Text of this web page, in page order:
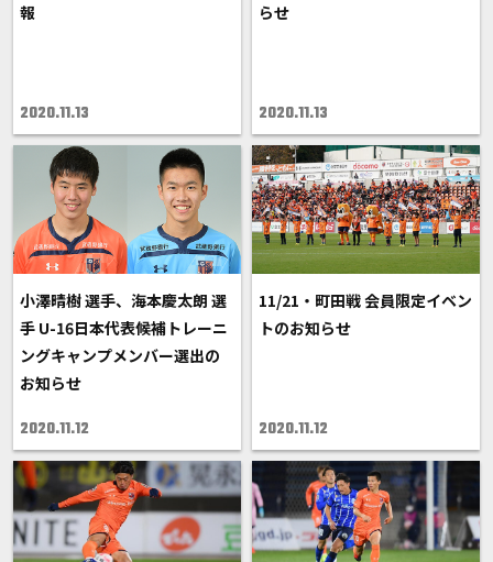
報
2020.11.13
らせ
2020.11.13
小澤晴樹 選手、海本慶太朗 選
手 U-16日本代表候補トレーニ
ングキャンプメンバー選出の
お知らせ
2020.11.12
11/21・町田戦 会員限定イベン
トのお知らせ
2020.11.12